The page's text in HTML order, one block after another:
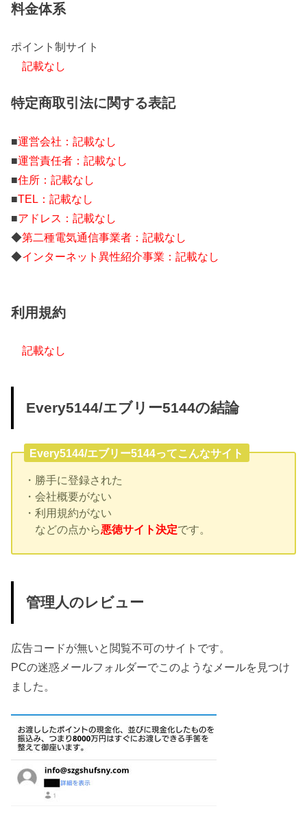
料金体系
ポイント制サイト
記載なし
特定商取引法に関する表記
■運営会社：記載なし
■運営責任者：記載なし
■住所：記載なし
■TEL：記載なし
■アドレス：記載なし
◆第二種電気通信事業者：記載なし
◆インターネット異性紹介事業：記載なし
利用規約
記載なし
Every5144/エブリー5144の結論
Every5144/エブリー5144ってこんなサイト
・勝手に登録された
・会社概要がない
・利用規約がない
などの点から悪徳サイト決定です。
管理人のレビュー
広告コードが無いと閲覧不可のサイトです。
PCの迷惑メールフォルダーでこのようなメールを見つけ
ました。